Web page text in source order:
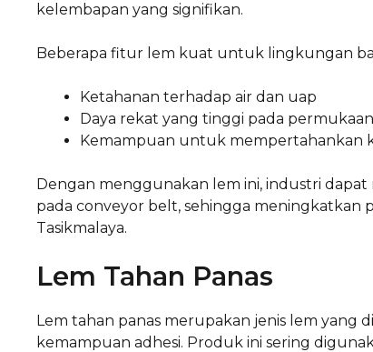
kelembapan yang signifikan.
Beberapa fitur lem kuat untuk lingkungan
Ketahanan terhadap air dan uap
Daya rekat yang tinggi pada
Kemampuan untuk mempertahankan
Dengan menggunakan lem ini, industri
pada conveyor belt, sehingga meningkatkan
Tasikmalaya.
Lem Tahan Panas
Lem tahan panas merupakan jenis lem
kemampuan adhesi. Produk ini sering